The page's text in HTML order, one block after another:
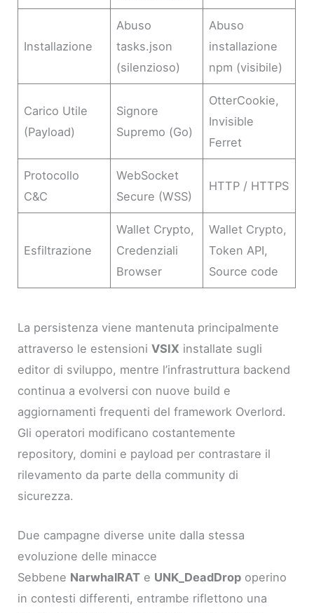
Installazione
Abuso
tasks.json
(silenzioso)
Abuso
installazione
npm (visibile)
Carico Utile
(Payload)
Signore
Supremo (Go)
OtterCookie,
Invisible
Ferret
Protocollo
C&C
WebSocket
Secure (WSS)
HTTP / HTTPS
Esfiltrazione
Wallet Crypto,
Credenziali
Browser
Wallet Crypto,
Token API,
Source code
La persistenza viene mantenuta principalmente
attraverso le estensioniVSIX installate sugli
editor di sviluppo, mentre l’infrastruttura backend
continua a evolversi con nuove build e
aggiornamenti frequenti del framework Overlord.
Gli operatori modificano costantemente
repository, domini e payload per contrastare il
rilevamento da parte della community di
sicurezza.
Due campagne diverse unite dalla stessa
evoluzione delle minacce
Sebbene NarwhalRAT e UNK_DeadDrop operino
in contesti differenti, entrambe riflettono una